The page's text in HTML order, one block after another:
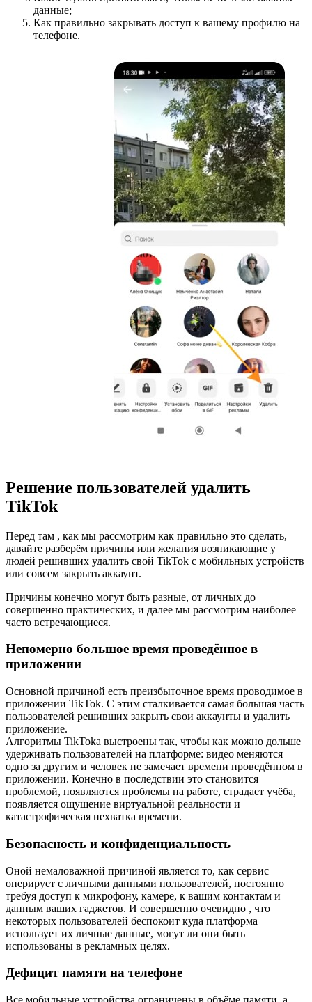
данные;
Как правильно закрывать доступ к вашему профилю на
телефоне.
Решение пользователей удалить
TikTok
Перед там , как мы рассмотрим как правильно это сделать,
давайте разберём причины или желания возникающие у
людей решивших удалить свой TikTok с мобильных устройств
или совсем закрыть аккаунт.
Причины конечно могут быть разные, от личных до
совершенно практических, и далее мы рассмотрим наиболее
часто встречающиеся.
Непомерно большое время проведённое в
приложении
Основной причиной есть преизбыточное время проводимое в
приложении TikTok. С этим сталкивается самая большая часть
пользователей решивших закрыть свои аккаунты и удалить
приложение.
Алгоритмы TikTokа выстроены так, чтобы как можно дольше
удерживать пользователей на платформе: видео меняются
одно за другим и человек не замечает времени проведённом в
приложении. Конечно в последствии это становится
проблемой, появляются проблемы на работе, страдает учёба,
появляется ощущение виртуальной реальности и
катастрофическая нехватка времени.
Безопасность и конфиденциальность
Оной немаловажной причиной является то, как сервис
оперирует с личными данными пользователей, постоянно
требуя доступ к микрофону, камере, к вашим контактам и
данным ваших гаджетов. И совершенно очевидно , что
некоторых пользователей беспокоит куда платформа
использует их личные данные, могут ли они быть
использованы в рекламных целях.
Дефицит памяти на телефоне
Все мобильные устройства ограничены в объёме памяти, а